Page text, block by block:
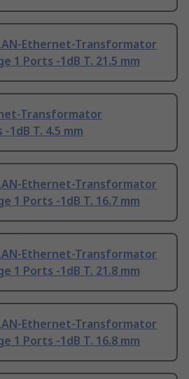
Ethernet-Transformator
1 Ports -1dB T. 21.5 mm
Transformator
1dB T. 4.5 mm
Ethernet-Transformator
1 Ports -1dB T. 16.7 mm
Ethernet-Transformator
1 Ports -1dB T. 21.8 mm
Ethernet-Transformator
1 Ports -1dB T. 16.8 mm